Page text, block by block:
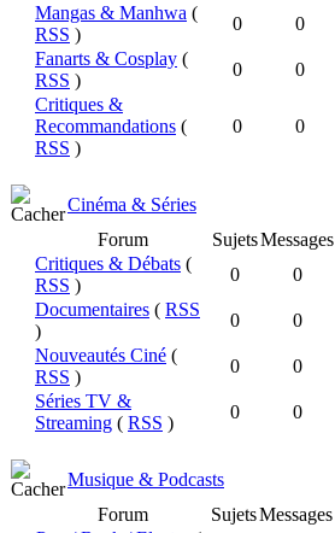
Mangas & Manhwa (
RSS )
0 0
Fanarts & Cosplay (
RSS )
0 0
Critiques &
Recommandations (
RSS )
0 0
Cinéma & Séries
Forum
SujetsMessages
Critiques & Débats (
RSS )
0 0
Documentaires ( RSS
)
0 0
Nouveautés Ciné (
RSS )
0 0
Séries TV &
Streaming ( RSS )
0 0
Musique & Podcasts
Forum
SujetsMessages